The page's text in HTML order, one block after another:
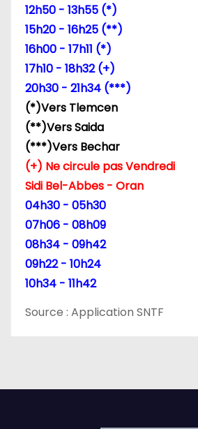
12h50 - 13h55 (*)
15h20 - 16h25 (**)
16h00 - 17h11 (*)
17h10 - 18h32 (+)
20h30 - 21h34 (***)
(*)Vers Tlemcen
(**)Vers Saida
(***)Vers Bechar
(+) Ne circule pas Vendredi
Sidi Bel-Abbes - Oran
04h30 - 05h30
07h06 - 08h09
08h34 - 09h42
09h22 - 10h24
10h34 - 11h42
Source : Application SNTF